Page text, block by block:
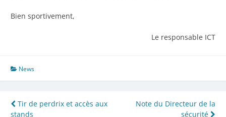
Bien sportivement,
Le responsable ICT
News
Navigation
Tir de perdrix et accès aux
stands
Note du Directeur de la
sécurité